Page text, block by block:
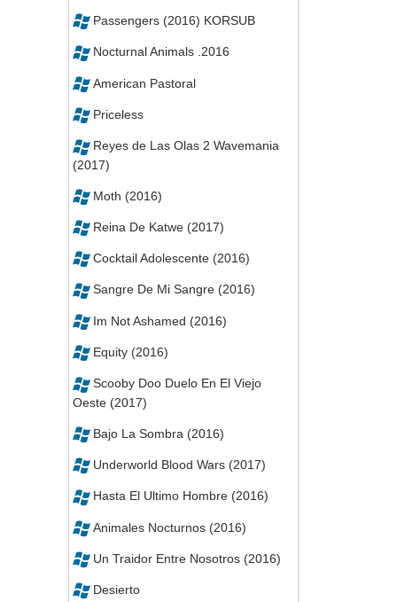
Passengers (2016) KORSUB
Nocturnal Animals .2016
American Pastoral
Priceless
Reyes de Las Olas 2 Wavemania
(2017)
Moth (2016)
Reina De Katwe (2017)
Cocktail Adolescente (2016)
Sangre De Mi Sangre (2016)
Im Not Ashamed (2016)
Equity (2016)
Scooby Doo Duelo En El Viejo
Oeste (2017)
Bajo La Sombra (2016)
Underworld Blood Wars (2017)
Hasta El Ultimo Hombre (2016)
Animales Nocturnos (2016)
Un Traidor Entre Nosotros (2016)
Desierto